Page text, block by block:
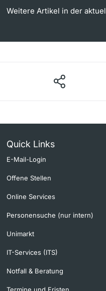
Weitere Artikel in der
Quick Links
E-Mail-Login
Offene Stellen
Online Services
Personensuche (nur intern)
Unimarkt
IT-Services (ITS)
Notfall & Beratung